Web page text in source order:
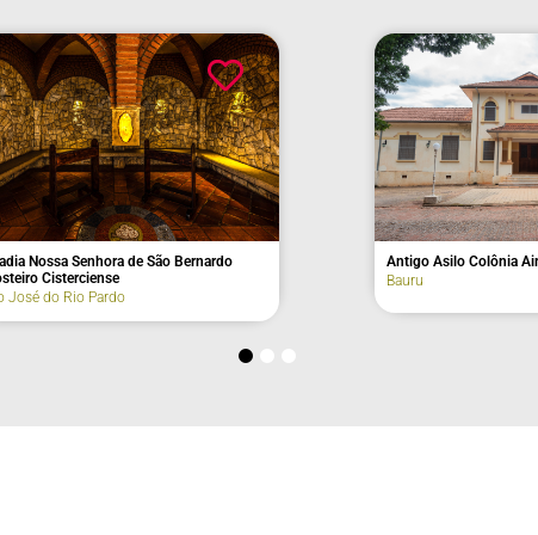
de São Bernardo
Antigo Asilo Colônia Aimorés (fachada)